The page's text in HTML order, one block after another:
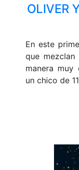
OLIVER
En este
que
manera muy
un chico de